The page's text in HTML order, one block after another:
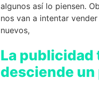
algunos así lo piensen.
nos van a intentar
nuevos,
La publicidad
desciende un